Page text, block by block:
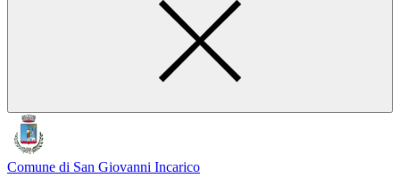
Comune di San Giovanni Incarico